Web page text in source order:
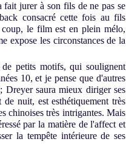
fait jurer à son fils de ne pas se
consacré cette fois au fils
le film est en plein mélo,
expose les circonstances de la
petits motifs, qui soulignent
10, et je pense que d'autres
Dreyer saura mieux diriger ses
nuit, est esthétiquement très
chinoises très intrigantes. Mais
par la matière de l'affect et
la tempête intérieure de ses